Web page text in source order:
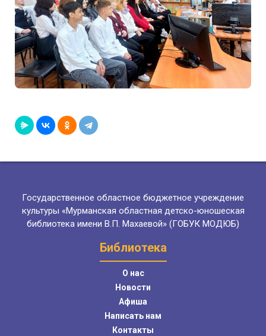
Государственное областное бюджетное учреждение
культуры «Мурманская областная детско-юношеская
библиотека имени В.П. Махаевой» (ГОБУК МОДЮБ)
Библиотека
О нас
Новости
Афиша
Написать нам
Контакты